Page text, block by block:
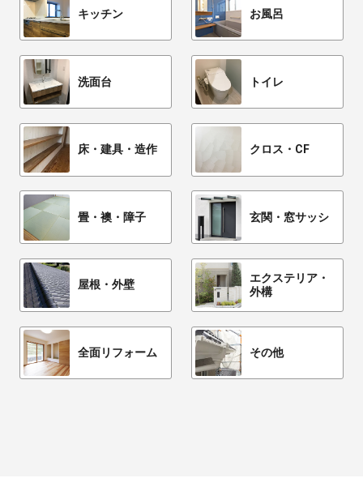
キッチン お風呂
洗面台 トイレ
床・建具・造作 クロス・CF
畳・襖・障子 玄関・窓サッシ
屋根・外壁
エクステリア・
外構
全面リフォーム その他